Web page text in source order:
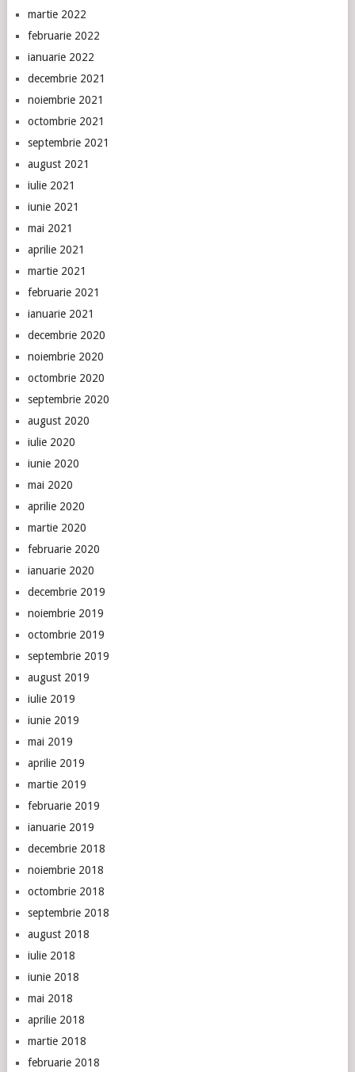
martie 2022
februarie 2022
ianuarie 2022
decembrie 2021
noiembrie 2021
octombrie 2021
septembrie 2021
august 2021
iulie 2021
iunie 2021
mai 2021
aprilie 2021
martie 2021
februarie 2021
ianuarie 2021
decembrie 2020
noiembrie 2020
octombrie 2020
septembrie 2020
august 2020
iulie 2020
iunie 2020
mai 2020
aprilie 2020
martie 2020
februarie 2020
ianuarie 2020
decembrie 2019
noiembrie 2019
octombrie 2019
septembrie 2019
august 2019
iulie 2019
iunie 2019
mai 2019
aprilie 2019
martie 2019
februarie 2019
ianuarie 2019
decembrie 2018
noiembrie 2018
octombrie 2018
septembrie 2018
august 2018
iulie 2018
iunie 2018
mai 2018
aprilie 2018
martie 2018
februarie 2018